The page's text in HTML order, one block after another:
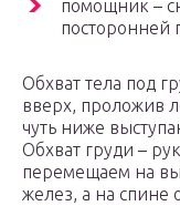
помощник –
Обхват тела под
вверх, проложив
чуть ниже
Обхват груди –
перемещаем на
желез, а на спине